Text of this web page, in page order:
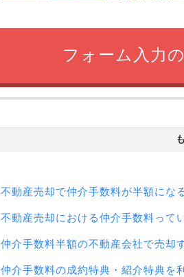
フォーム入力
不動産売却で仲介手数料が半額にな
不動産売却における仲介手数料って
仲介手数料半額の不動産会社で売却
仲介手数料の成約特典・紹介特典を